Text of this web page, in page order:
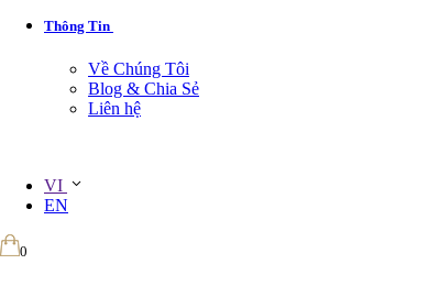
Thông Tin
Về Chúng Tôi
Blog & Chia Sẻ
Liên hệ
VI
EN
0